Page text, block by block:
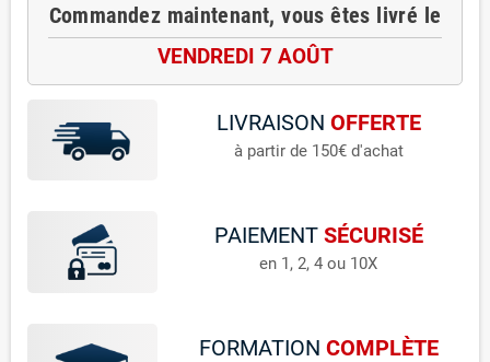
Commandez maintenant, vous êtes livré le
VENDREDI 7 AOÛT
LIVRAISON OFFERTE
à partir de 150€ d'achat
PAIEMENT SÉCURISÉ
en 1, 2, 4 ou 10X
FORMATION COMPLÈTE